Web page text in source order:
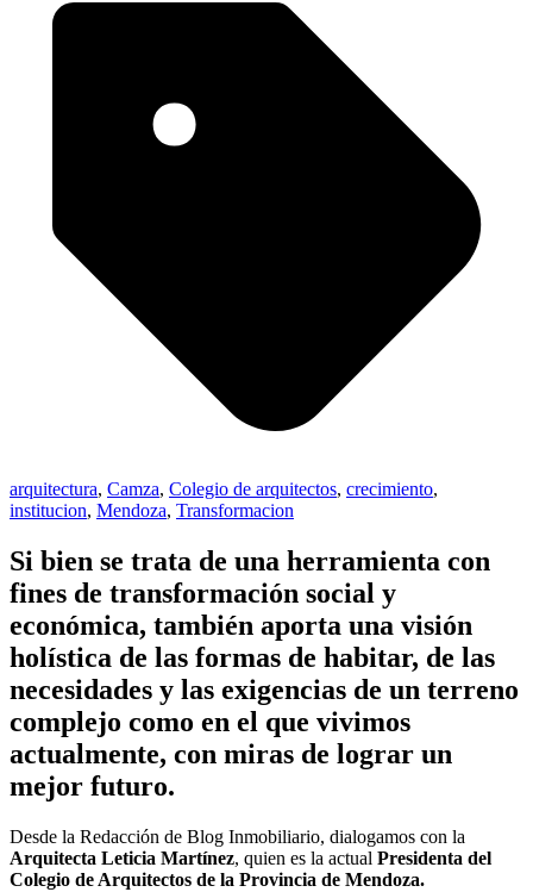
arquitectura, Camza, Colegio de arquitectos, crecimiento,
institucion, Mendoza, Transformacion
Si bien se trata de una herramienta con
fines de transformación social y
económica, también aporta una visión
holística de las formas de habitar, de las
necesidades y las exigencias de un terreno
complejo como en el que vivimos
actualmente, con miras de lograr un
mejor futuro.
Desde la Redacción de Blog Inmobiliario, dialogamos con la
Arquitecta Leticia Martínez, quien es la actual Presidenta del
Colegio de Arquitectos de la Provincia de Mendoza.